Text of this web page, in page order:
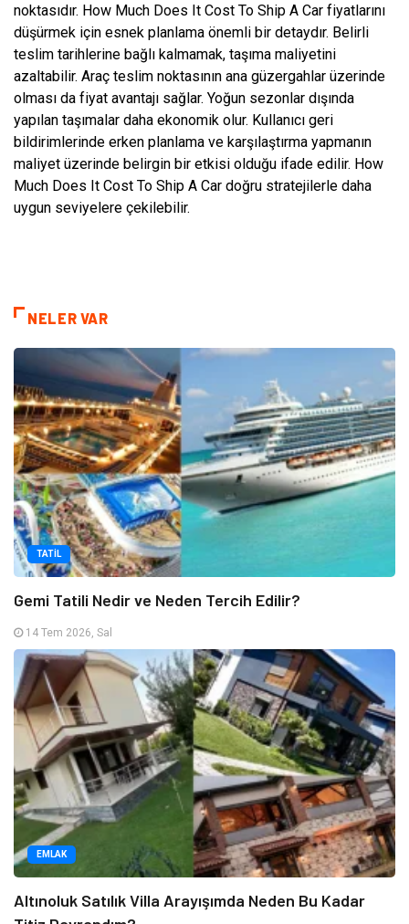
noktasıdır. How Much Does It Cost To Ship A Car fiyatlarını
düşürmek için esnek planlama önemli bir detaydır. Belirli
teslim tarihlerine bağlı kalmamak, taşıma maliyetini
azaltabilir. Araç teslim noktasının ana güzergahlar üzerinde
olması da fiyat avantajı sağlar. Yoğun sezonlar dışında
yapılan taşımalar daha ekonomik olur. Kullanıcı geri
bildirimlerinde erken planlama ve karşılaştırma yapmanın
maliyet üzerinde belirgin bir etkisi olduğu ifade edilir. How
Much Does It Cost To Ship A Car doğru stratejilerle daha
uygun seviyelere çekilebilir.
NELER VAR
TATIL
Gemi Tatili Nedir ve Neden Tercih Edilir?
14 Tem 2026, Sal
EMLAK
Altınoluk Satılık Villa Arayışımda Neden Bu Kadar